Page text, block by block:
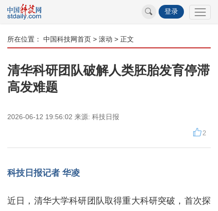
登录
所在位置： 中国科技网首页 > 滚动 > 正文
清华科研团队破解人类胚胎发育停滞
高发难题
2026-06-12 19:56:02 来源: 科技日报
2
科技日报记者 华凌
近日，清华大学科研团队取得重大科研突破，首次探